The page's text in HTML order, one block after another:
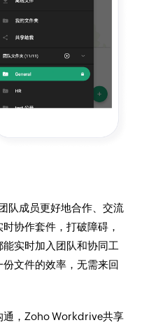
队成员更好地合作、交流
协作套件，打破障碍，
实时加入团队和协同工
文件的效率，无需来回
通，Zoho Workdrive共享